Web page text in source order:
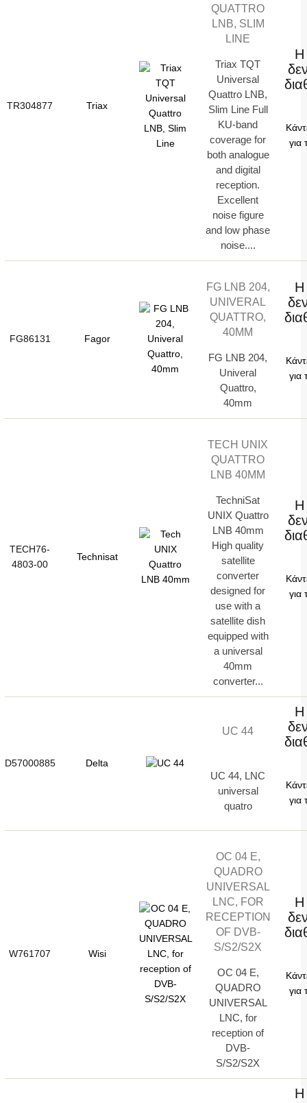
TR304877 Triax
QUATTRO
LNB, SLIM
LINE
Triax TQT
Universal
Quattro LNB,
Slim Line Full
KU-band
coverage for
both analogue
and digital
reception.
Excellent
noise figure
and low phase
noise....
Η
για
FG86131 Fagor
FG LNB 204,
UNIVERAL
QUATTRO,
40MM
FG LNB 204,
Univeral
Quattro,
40mm
Η
για
TECH76-
4803-00
Technisat
TECH UNIX
QUATTRO
LNB 40MM
TechniSat
UNIX Quattro
LNB 40mm
High quality
satellite
converter
designed for
use with a
satellite dish
equipped with
a universal
40mm
converter...
Η
για
D57000885 Delta
UC 44
UC 44, LNC
universal
quatro
Η
για
W761707 Wisi
OC 04 E,
QUADRO
UNIVERSAL
LNC, FOR
RECEPTION
OF DVB-
S/S2/S2X
OC 04 E,
QUADRO
UNIVERSAL
LNC, for
reception of
DVB-
S/S2/S2X
Η
για
Η